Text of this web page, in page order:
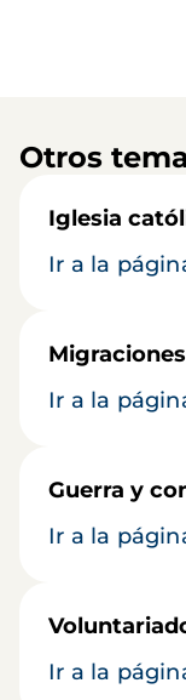
Otros
Iglesia
Ir a la
Migraciones
Ir a la
Guerra y
Ir a la
Ir a la